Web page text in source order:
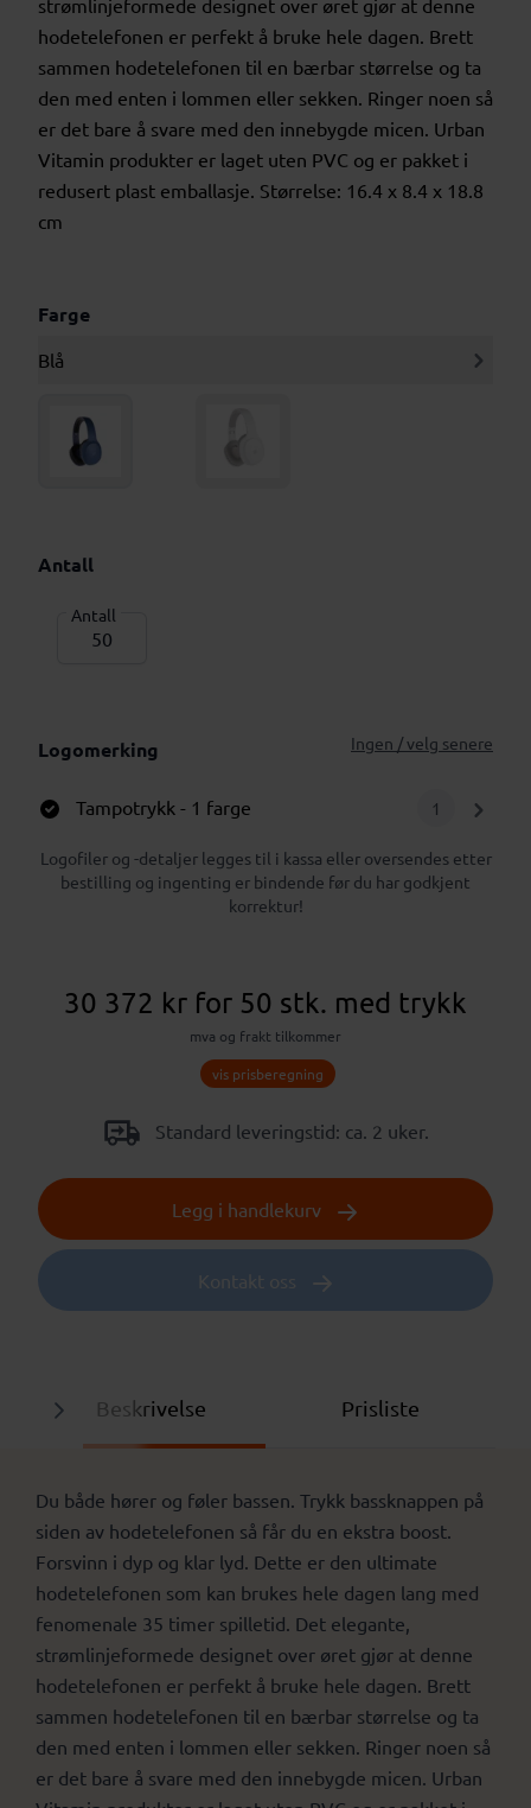
strømlinjeformede designet over øret gjør at denne
hodetelefonen er perfekt å bruke hele dagen. Brett
sammen hodetelefonen til en bærbar størrelse og ta
den med enten i lommen eller sekken. Ringer noen så
er det bare å svare med den innebygde micen. Urban
Vitamin produkter er laget uten PVC og er pakket i
redusert plast emballasje. Størrelse: 16.4 x 8.4 x 18.8
cm
Farge
Blå
Antall
Antall
Logomerking Ingen / velg senere
Tampotrykk - 1 farge 1
Logofiler og -detaljer legges til i kassa eller oversendes etter
bestilling og ingenting er bindende før du har godkjent
korrektur!
30 372 kr for 50 stk. med trykk
mva og frakt tilkommer
vis prisberegning
Standard leveringstid: ca. 2 uker.
Legg i handlekurv
Kontakt oss
Beskrivelse Prisliste
Du både hører og føler bassen. Trykk bassknappen på
siden av hodetelefonen så får du en ekstra boost.
Forsvinn i dyp og klar lyd. Dette er den ultimate
hodetelefonen som kan brukes hele dagen lang med
fenomenale 35 timer spilletid. Det elegante,
strømlinjeformede designet over øret gjør at denne
hodetelefonen er perfekt å bruke hele dagen. Brett
sammen hodetelefonen til en bærbar størrelse og ta
den med enten i lommen eller sekken. Ringer noen så
er det bare å svare med den innebygde micen. Urban